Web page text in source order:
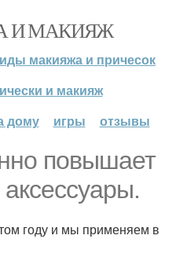
И МАКИЯЖ
макияжа и причесок
и макияж
дому
игры отзывы
повышает
году и мы применяем в